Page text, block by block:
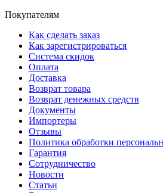
Покупателям
Как сделать заказ
Как зарегистрироваться
Система скидок
Оплата
Доставка
Возврат товара
Возврат денежных средств
Документы
Импортеры
Отзывы
Политика обработки
Гарантия
Сотрудничество
Новости
Статьи